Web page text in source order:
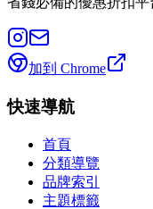
加到 Chrome
快速導航
首頁
分類導覽
品牌索引
主題標籤